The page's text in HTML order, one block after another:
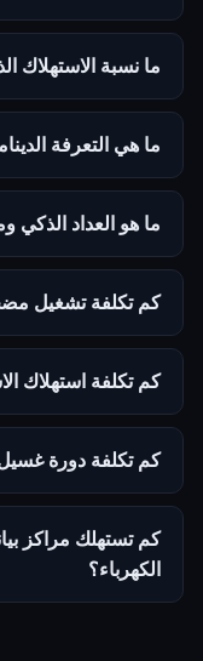
ما نسبة الاستهلاك
ما هي التعرفة
ما هو العداد الذكي
كم تكلفة تشغيل
كم تكلفة استهلاك
كم تكلفة دورة
كم تستهلك مراكز
الكهرباء؟